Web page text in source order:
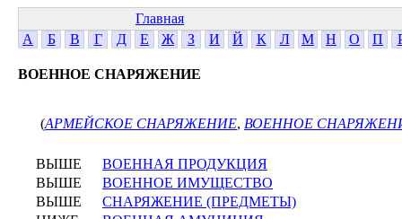
Главная
А
Б В Г Д Е Ж З И Й К Л М Н О П
ВОЕННОЕ СНАРЯЖЕНИЕ
(АРМЕЙСКОЕ СНАРЯЖЕНИЕ, ВОЕННОЕ
ВЫШЕ
ВОЕННАЯ ПРОДУКЦИЯ
ВЫШЕ
ВОЕННОЕ ИМУЩЕСТВО
ВЫШЕ
СНАРЯЖЕНИЕ (ПРЕДМЕТЫ)